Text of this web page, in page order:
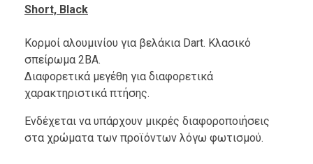
Short, Black
Κορμοί αλουμινίου για βελάκια Dart. Κλασικό
σπείρωμα 2ΒΑ.
Διαφορετικά μεγέθη για διαφορετικά
χαρακτηριστικά πτήσης.
Ενδέχεται να υπάρχουν μικρές διαφοροποιήσεις
στα χρώματα των προϊόντων λόγω φωτισμού.